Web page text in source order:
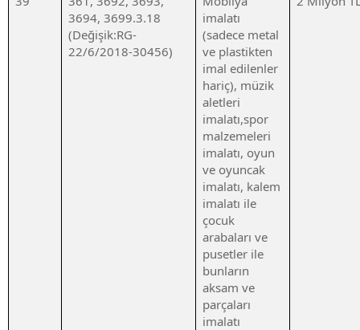
3694, 3699.3.18
(Değişik:RG-
22/6/2018-30456)
imalatı
(sadece metal
ve plastikten
imal edilenler
hariç), müzik
aletleri
imalatı,spor
malzemeleri
imalatı, oyun
ve oyuncak
imalatı, kalem
imalatı ile
çocuk
arabaları ve
pusetler ile
bunların
aksam ve
parçaları
imalatı